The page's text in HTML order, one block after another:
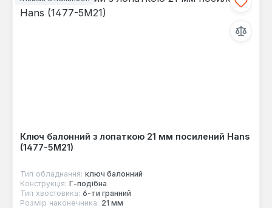
Ключ балонний з лопаткою 21 мм посилений Hans
(1477-5M21)
Тип обладнання: ключ балонний
Конструкція: Г-пoдібна
Тип хвостовика: 6-ти гранний
Розмір наконечника: 21 мм